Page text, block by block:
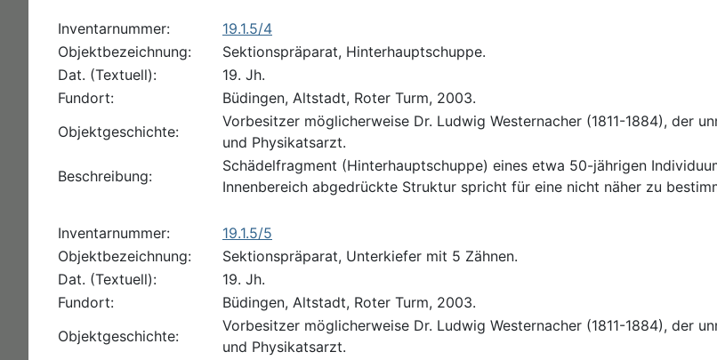
Inventarnummer:
19.1.5/4
Objektbezeichnung:
Sektionspräparat, Hinterhauptschuppe.
Dat. (Textuell):
19. Jh.
Fundort:
Büdingen, Altstadt, Roter Turm, 2003.
Objektgeschichte:
Vorbesitzer möglicherweise Dr. Ludwig Westernacher (1811-1884), der
und Physikatsarzt.
Beschreibung:
Schädelfragment (Hinterhauptschuppe) eines etwa 50-jährigen
Innenbereich abgedrückte Struktur spricht für eine nicht näher zu
Inventarnummer:
19.1.5/5
Objektbezeichnung:
Sektionspräparat, Unterkiefer mit 5 Zähnen.
Dat. (Textuell):
19. Jh.
Fundort:
Büdingen, Altstadt, Roter Turm, 2003.
Objektgeschichte:
Vorbesitzer möglicherweise Dr. Ludwig Westernacher (1811-1884), der
und Physikatsarzt.